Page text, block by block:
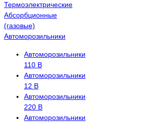
Термоэлектрические
Абсорбционные
(газовые)
Автоморозильники
Автоморозильники
110 В
Автоморозильники
12 В
Автоморозильники
220 В
Автоморозильники